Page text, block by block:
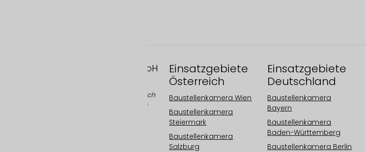
FAST MOTION GmbH
A-8045 Graz, Österreich
Telefon: +43 676 66 20
Einsatzgebiete
Österreich
Baustellenkamera Wien
Baustellenkamera
Steiermark
Baustellenkamera
Salzburg
Einsatzgebiete
Deutschland
Baustellenkamera
Bayern
Baustellenkamera
Baden-Württemberg
Baustellenkamera Berlin